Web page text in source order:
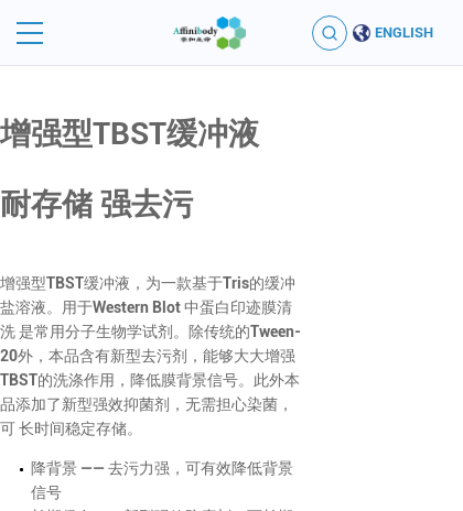
ENGLISH
增强型TBST缓冲液
耐存储 强去污
增强型TBST缓冲液，为一款基于Tris的缓冲
盐溶液。用于Western Blot 中蛋白印迹膜清
洗 是常用分子生物学试剂。除传统的Tween-
20外，本品含有新型去污剂，能够大大增强
TBST的洗涤作用，降低膜背景信号。此外本
品添加了新型强效抑菌剂，无需担心染菌，
可 长时间稳定存储。
降背景 —— 去污力强，可有效降低背景
信号